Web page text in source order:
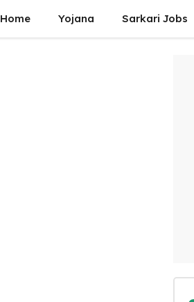
Home Yojana Sarkari Jobs